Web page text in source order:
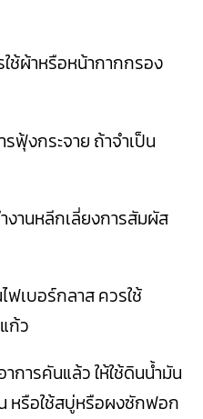
ใช้ผ้าหรือหน้ากากกรอง
ฟุ้งกระจาย ถ้าจำเป็น
านหลีกเลี่ยงการสัมผัส
ฟเบอร์กลาส ควรใช้
ก้ว
ารคันแล้ว ให้ใช้ดินน้ำมัน
หรือใช้สบู่หรือผงซักฟอก